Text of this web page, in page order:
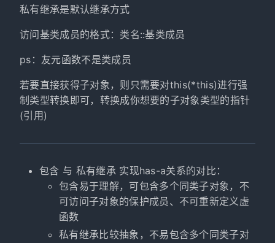
私有继承是默认继承方式
访问基类成员的格式：类名::基类成员
ps：友元函数不是类成员
若要直接获得子对象，则只需要对this(*this)进行强
制类型转换即可，转换成你想要的子对象类型的指针
(引用)
包含 与 私有继承 实现has-a关系的对比：
包含易于理解，可包含多个同类子对象，不
可访问子对象的保护成员、不可重新定义虚
函数
私有继承比较抽象，不易包含多个同类子对